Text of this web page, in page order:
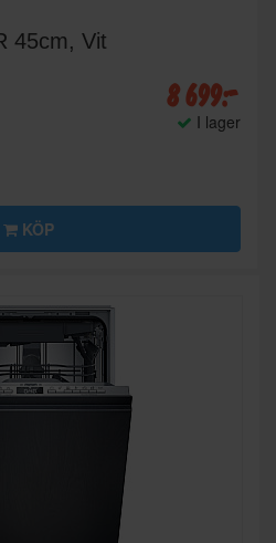
45cm, Vit
8 699:-
I lager
KÖP